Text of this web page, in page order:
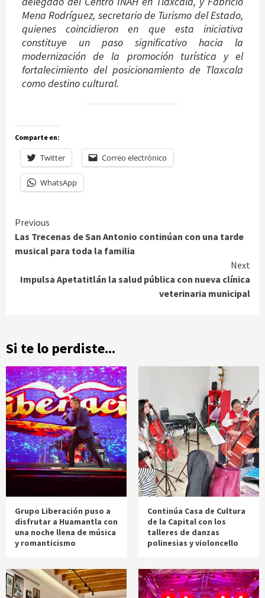
Mena Rodríguez, secretario de Turismo del Estado,
quienes coincidieron en que esta iniciativa
constituye un paso significativo hacia la
modernización de la promoción turística y el
fortalecimiento del posicionamiento de Tlaxcala
como destino cultural.
Comparte en:
Twitter Correo electrónico
WhatsApp
Continue
Reading
Previous
Las Trecenas de San Antonio continúan con una tarde
musical para toda la familia
Next
Impulsa Apetatitlán la salud pública con nueva clínica
veterinaria municipal
Si te lo perdiste...
Grupo Liberación puso a
disfrutar a Huamantla con
una noche llena de música
y romanticismo
Continúa Casa de Cultura
de la Capital con los
talleres de danzas
polinesias y violoncello